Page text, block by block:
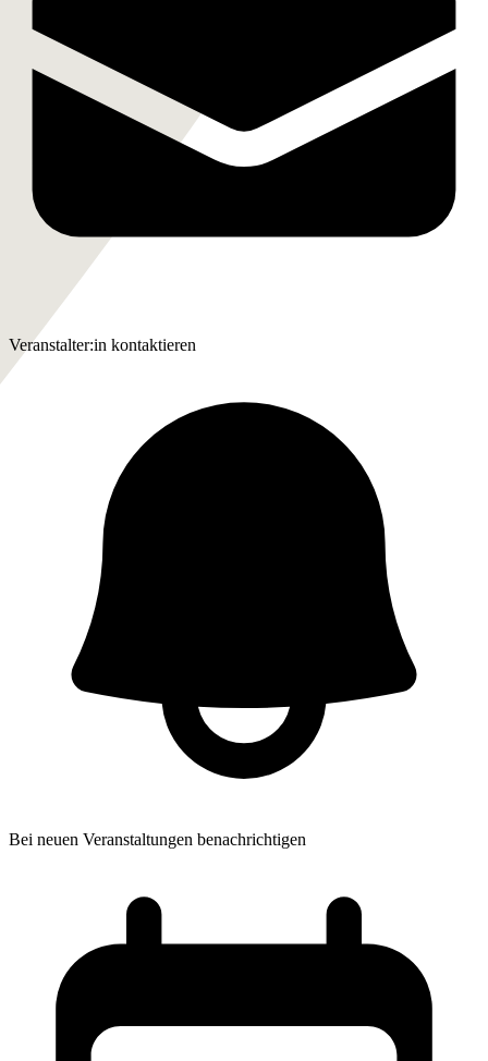
Veranstalter:in kontaktieren
Bei neuen Veranstaltungen benachrichtigen